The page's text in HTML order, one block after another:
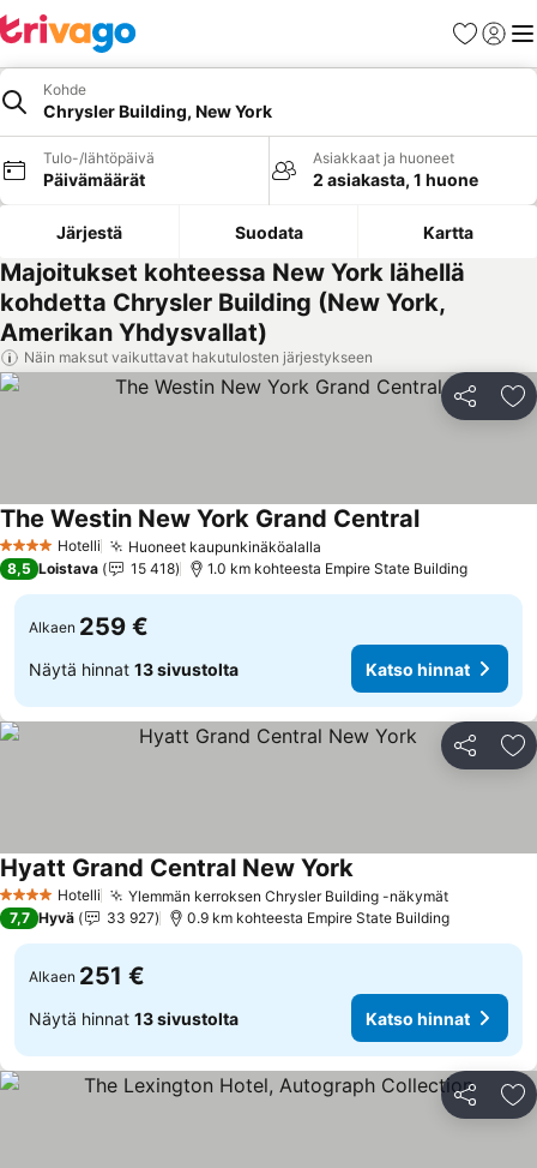
Suosikit
Kohde
Chrysler Building, New York
Tulo-/lähtöpäivä
Päivämäärät
Asiakkaat ja huoneet
2 asiakasta, 1 huone
Järjestä Suodata Kartta
Majoitukset kohteessa New York lähellä
kohdetta Chrysler Building (New York,
Amerikan Yhdysvallat)
Näin maksut vaikuttavat hakutulosten järjestykseen
Jaa
4 Tähtiluokitus
Hotelli Huoneet kaupunkinäköalalla
The Westin New York Grand CentralKatso hinnat
8,5 Loistava 15 418 1.0 km kohteesta Empire State Building
Alkaen 259 €
Näytä hinnat 13 sivustolta Katso hinnat
Jaa
4 Tähtiluokitus
Hotelli Ylemmän kerroksen Chrysler Building -näkymätKatso
Hyatt Grand Central New YorkKatso hinnat
7,7 Hyvä 33 927 0.9 km kohteesta Empire State Building
Alkaen 251 €
Näytä hinnat 13 sivustolta Katso hinnat
Jaa